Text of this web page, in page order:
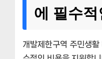
에 필수적
개발제한구역 주민생